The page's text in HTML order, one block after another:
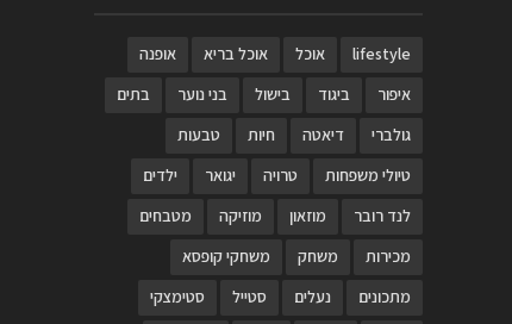
lifestyle אוכל אוכל בריא
אופנה
איפור
ביגוד בישול בני נוער
בתים
גולברי
דיאטה חיות
טבעות
טיולי משפחות
טרויה יגואר
ילדים
לנד רובר
מוזאון מוזיקה
מטבחים
מכירות
משחק
משחקי קופסא
מתכונים
נעלים סטייל סטימצקי